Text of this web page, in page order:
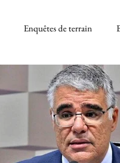
Enquêtes de terrain
NOUVELLE DU MUFON
enqueteur MUFON